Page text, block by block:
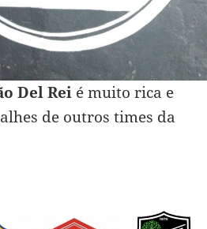
Del Reié muito rica e
de outros times da